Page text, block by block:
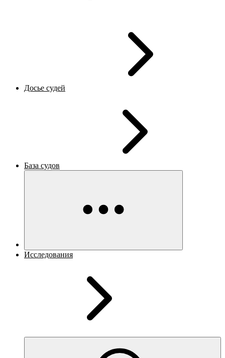
Досье судей
База судов
Исследования